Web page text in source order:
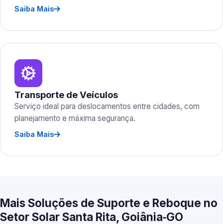
Saiba Mais
Transporte de Veículos
Serviço ideal para deslocamentos entre cidades, com
planejamento e máxima segurança.
Saiba Mais
Mais Soluções de Suporte e Reboque no
Setor Solar Santa Rita, Goiânia‑GO